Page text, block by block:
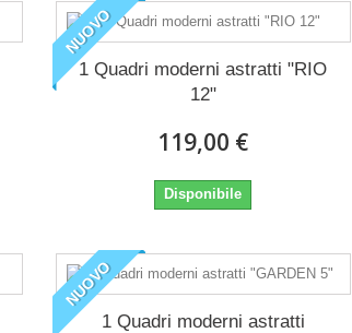
NUOVO
1 Quadri moderni astratti "RIO
12"
119,00 €
Disponibile
NUOVO
1 Quadri moderni astratti